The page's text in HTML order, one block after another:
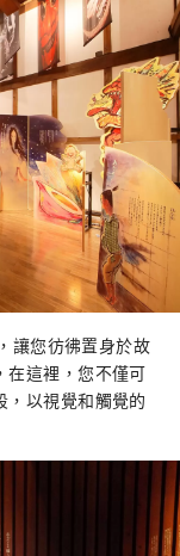
讓您彷彿置身於故
在這裡，您不僅可
，以視覺和觸覺的